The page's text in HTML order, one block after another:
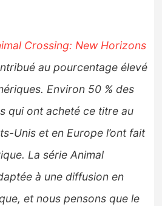
Crossing: New Horizons
au pourcentage élevé
Environ 50 % des
qui ont acheté ce titre au
Unis et en Europe l’ont fait
La série Animal
à une diffusion en
et nous pensons que le